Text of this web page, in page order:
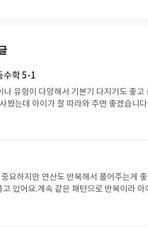
수학 5-1
나 유형이 다양해서 기본기 다지기도 좋
봤는데 아이가 잘 따라와 주면 좋겠습니
.
요하지만 연산도 반복해서 풀어주는게
있어요.계속 같은 패턴으로 반복이라
고 있답니다.